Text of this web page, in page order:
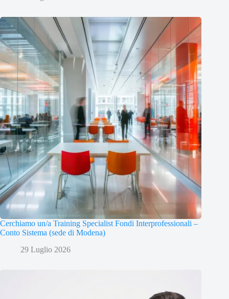
Cerchiamo un/a Training Specialist Fondi Interprofessionali –
Conto Sistema (sede di Modena)
29 Luglio 2026